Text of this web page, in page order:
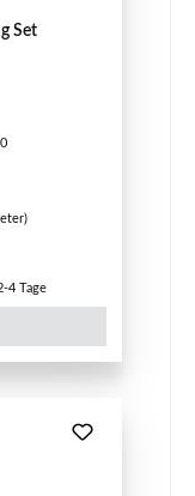
Set
4 Tage